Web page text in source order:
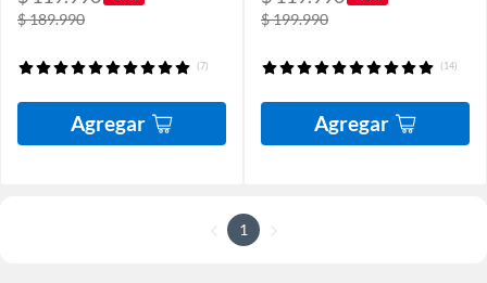
$ 189.990
(7)
Agregar
$ 199.990
(14)
Agregar
1